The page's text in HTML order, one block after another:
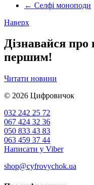
← Селфі моноподи
Наверх
Дізнавайся про
першим!
Читати новини
© 2026 Цифровичок
032 242 25 72
067 424 32 36
050 833 43 83
063 459 37 44
Написати у Viber
shop@cyfrovychok.ua